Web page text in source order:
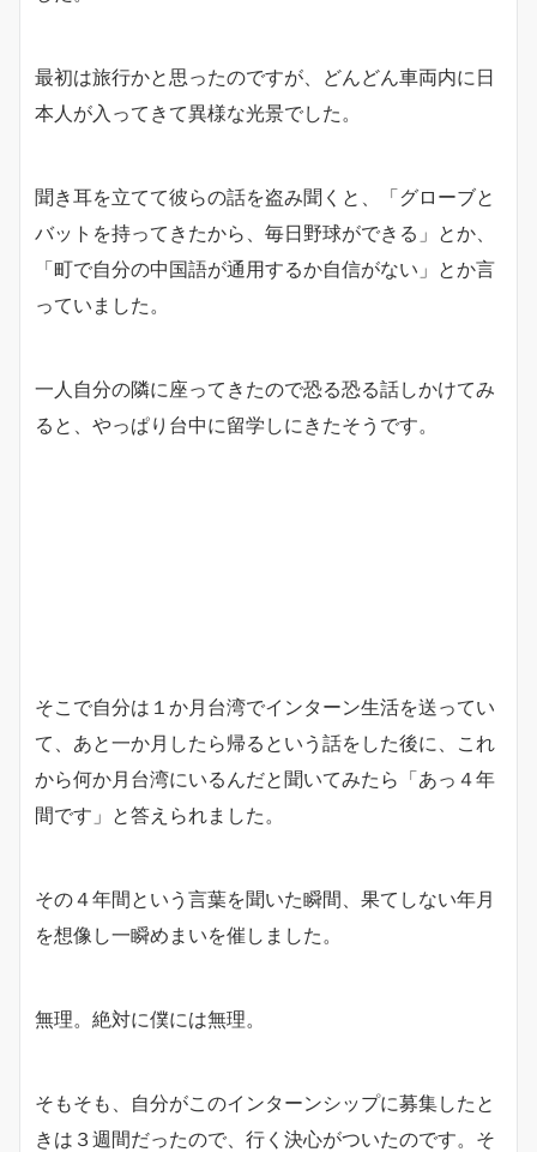
最初は旅行かと思ったのですが、どんどん車両内に日
本人が入ってきて異様な光景でした。
聞き耳を立てて彼らの話を盗み聞くと、「グローブと
バットを持ってきたから、毎日野球ができる」とか、
「町で自分の中国語が通用するか自信がない」とか言
っていました。
一人自分の隣に座ってきたので恐る恐る話しかけてみ
ると、やっぱり台中に留学しにきたそうです。
そこで自分は１か月台湾でインターン生活を送ってい
て、あと一か月したら帰るという話をした後に、これ
から何か月台湾にいるんだと聞いてみたら「あっ４年
間です」と答えられました。
その４年間という言葉を聞いた瞬間、果てしない年月
を想像し一瞬めまいを催しました。
無理。絶対に僕には無理。
そもそも、自分がこのインターンシップに募集したと
きは３週間だったので、行く決心がついたのです。そ